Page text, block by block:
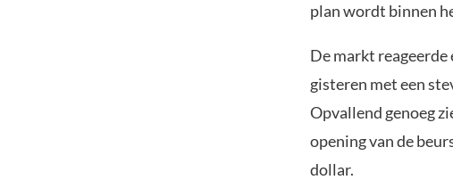
plan wordt binnen
De markt
gisteren met een
Opvallend genoeg
opening van de
dollar.